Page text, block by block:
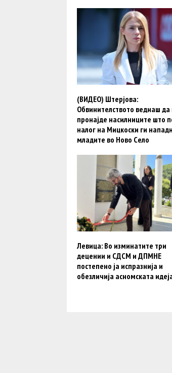
(ВИДЕО) Штерјова:
Обвинителството веднаш да
пронајде насилниците што
налог на Мицкоски ги
младите во Ново Село
Левица: Во изминатите три
децении и СДСМ и ДПМНЕ
постепено ја испразнија и
обезличија асномската